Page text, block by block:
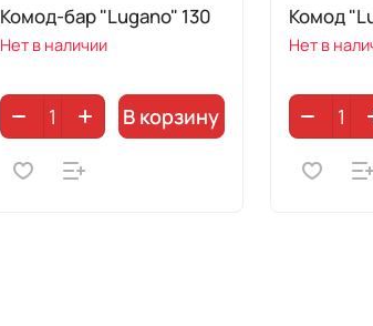
Комод-бар "Lugano" 130
Нет в наличии
В корзину
Комод
Нет в